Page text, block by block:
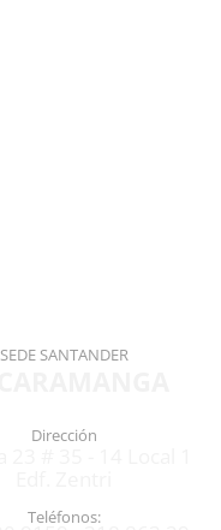
SEDE SANTANDER
Dirección
Teléfonos: